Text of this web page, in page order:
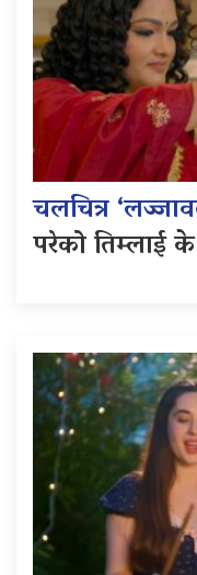
चलचित्र
परेको तिम्लाई